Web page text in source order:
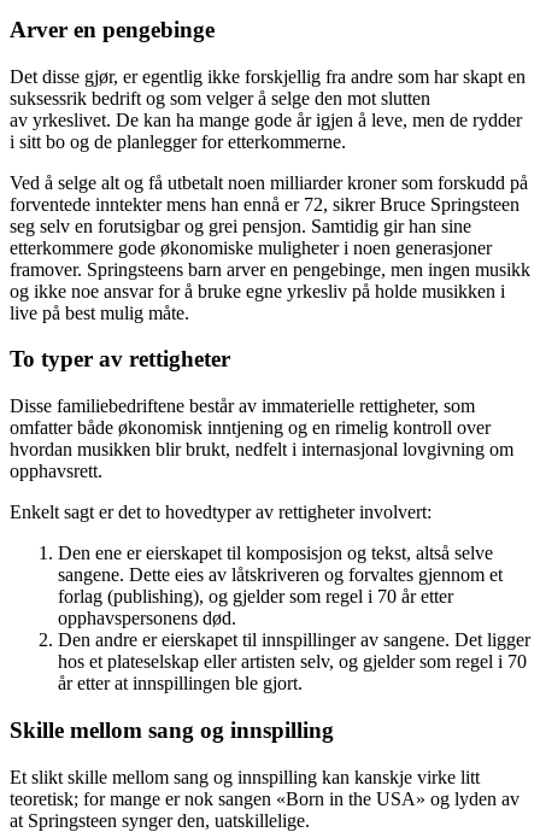
Arver en pengebinge
Det disse gjør, er egentlig ikke forskjellig fra andre som har skapt en
suksessrik bedrift og som velger å selge den mot slutten
av yrkeslivet. De kan ha mange gode år igjen å leve, men de rydder
i sitt bo og de planlegger for etterkommerne.
Ved å selge alt og få utbetalt noen milliarder kroner som forskudd på
forventede inntekter mens han ennå er 72, sikrer Bruce Springsteen
seg selv en forutsigbar og grei pensjon. Samtidig gir han sine
etterkommere gode økonomiske muligheter i noen generasjoner
framover. Springsteens barn arver en pengebinge, men ingen musikk
og ikke noe ansvar for å bruke egne yrkesliv på holde musikken i
live på best mulig måte.
To typer av rettigheter
Disse familiebedriftene består av immaterielle rettigheter, som
omfatter både økonomisk inntjening og en rimelig kontroll over
hvordan musikken blir brukt, nedfelt i internasjonal lovgivning om
opphavsrett.
Enkelt sagt er det to hovedtyper av rettigheter involvert:
Den ene er eierskapet til komposisjon og tekst, altså selve
sangene. Dette eies av låtskriveren og forvaltes gjennom et
forlag (publishing), og gjelder som regel i 70 år etter
opphavspersonens død.
Den andre er eierskapet til innspillinger av sangene. Det ligger
hos et plateselskap eller artisten selv, og gjelder som regel i 70
år etter at innspillingen ble gjort.
Skille mellom sang og innspilling
Et slikt skille mellom sang og innspilling kan kanskje virke litt
teoretisk; for mange er nok sangen «Born in the USA» og lyden av
at Springsteen synger den, uatskillelige.